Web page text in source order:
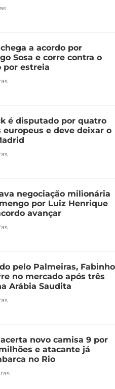
a acordo por
Sosa e corre contra o
por estreia
é disputado por quatro
europeus e deve deixar o
negociação milionária
por Luiz Henrique
avançar
pelo Palmeiras, Fabinho
no mercado após três
Arábia Saudita
novo camisa 9 por
e atacante já
no Rio